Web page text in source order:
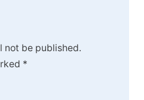
not be published.
*